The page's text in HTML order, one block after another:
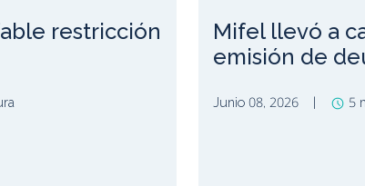
restricción
Mifel llevó a
emisión de
Junio 08, 2026 | 5